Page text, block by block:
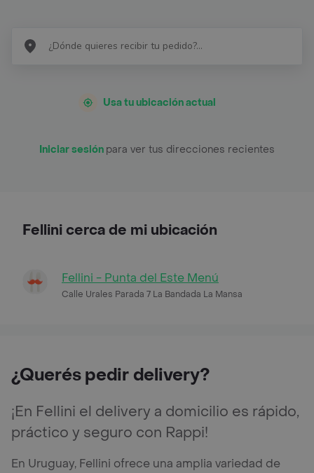
Usa tu ubicación actual
Iniciar sesión para ver tus direcciones recientes
Fellini cerca de mi ubicación
Fellini - Punta del Este Menú
Calle Urales Parada 7 La Bandada La Mansa
¿Querés pedir delivery?
¡En Fellini el delivery a domicilio es rápido,
práctico y seguro con Rappi!
En Uruguay, Fellini ofrece una amplia variedad de